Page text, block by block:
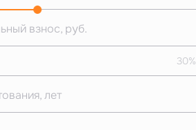
взнос, руб.
30%
лет